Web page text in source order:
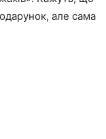
але сама